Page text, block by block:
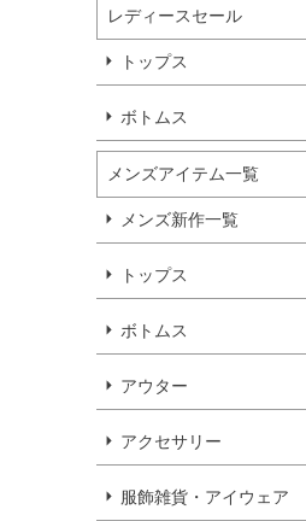
レディースセール
トップス
ボトムス
メンズアイテム一覧
メンズ新作一覧
トップス
ボトムス
アウター
アクセサリー
服飾雑貨・アイウェア